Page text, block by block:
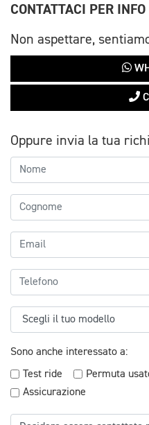
CONTATTACI PER
Non aspettare,
Oppure invia la tua
Sono anche interessato a:
Test ride
Permuta
Assicurazione